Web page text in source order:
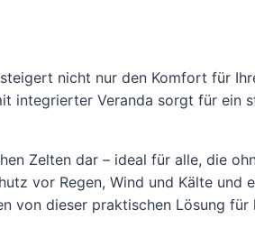
nicht nur den Komfort für
integrierter Veranda sorgt für ein
Zelten dar – ideal für alle, die
vor Regen, Wind und Kälte und
von dieser praktischen Lösung für